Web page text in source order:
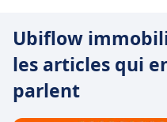
Ubiflow
les articles qui
parlent